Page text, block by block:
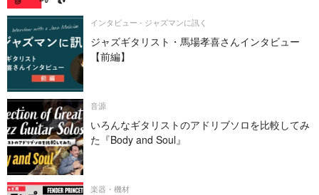
インタビュー - ジャズマンに訊く
ジャズギタリスト・馬場孝喜さんインタビュー
【前編】
音源
いろんなギタリストのアドリブソロを比較してみ
た『Body and Soul』
楽器・機材